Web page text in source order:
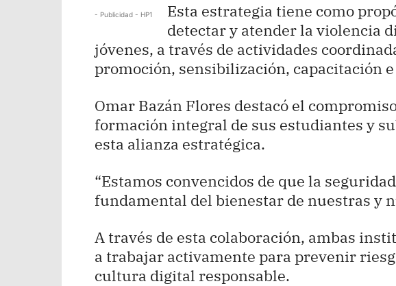
- Publicidad - HP1
Esta estrategia tiene como
detectar y atender la violencia
jóvenes, a través de actividades
promoción, sensibilización, capacitación
Omar Bazán Flores destacó el
formación integral de sus estudiantes y
esta alianza estratégica.
“Estamos convencidos de que la
fundamental del bienestar de nuestras y
A través de esta colaboración, ambas
a trabajar activamente para prevenir
cultura digital responsable.